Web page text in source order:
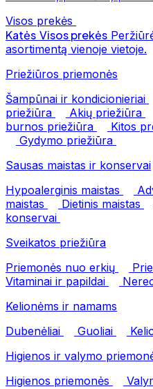
Visos prekės
Katės Visos prekės
asortimentą vienoje vietoje.
Priežiūros priemonės
Šampūnai ir kondicionieriai
priežiūra
Akių priežiūra
burnos priežiūra
Kitos
Gydymo priežiūra
Sausas maistas ir konservai
Hypoalerginis maistas
maistas
Dietinis maistas
konservai
Sveikatos priežiūra
Priemonės nuo erkių
Vitaminai ir papildai
Kelionėms ir namams
Dubenėliai
Guoliai
Higienos ir valymo
Higienos priemonės